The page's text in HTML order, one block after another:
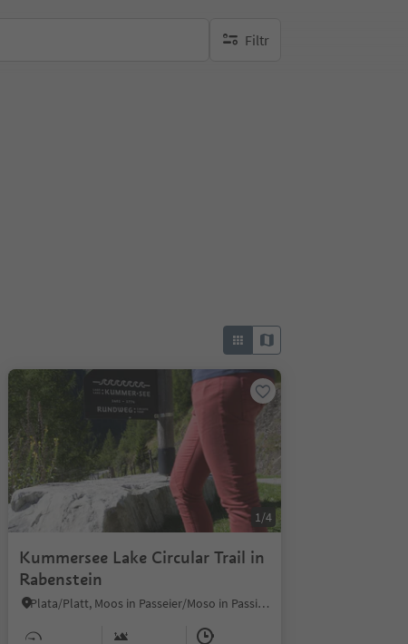
Filtr
brak aktywnych filtrów
1/4
Kummersee Lake Circular Trail in
Rabenstein
Plata/Platt, Moos in Passeier/Moso in Passiria, Meran/Merano and environs